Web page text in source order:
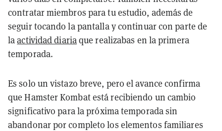
contratar miembros para tu estudio, además de
seguir tocando la pantalla y continuar con parte de
laactividad diariaque realizabas en la primera
temporada.
Es solo un vistazo breve, pero el avance confirma
que Hamster Kombat está recibiendo un cambio
significativo para la próxima temporada sin
abandonar por completo los elementos familiares